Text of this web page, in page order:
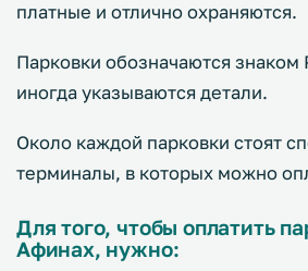
платные и отлично охраняются.
Парковки обозначаются знаком
иногда указываются детали.
Около каждой парковки стоят
терминалы, в которых можно
Для того, чтобы оплатить
Афинах, нужно: